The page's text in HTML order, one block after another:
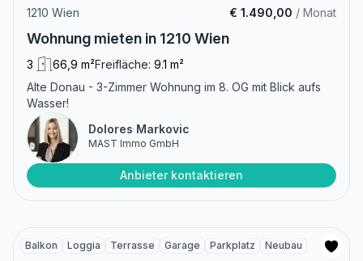
1210 Wien € 1.490,00 / Monat
Wohnung mieten in 1210 Wien
3 66,9 m²Freifläche: 9.1 m²
Alte Donau - 3-Zimmer Wohnung im 8. OG mit Blick aufs
Wasser!
Dolores Markovic
MAST Immo GmbH
Anbieter kontaktieren
Balkon Loggia Terrasse Garage Parkplatz Neubau